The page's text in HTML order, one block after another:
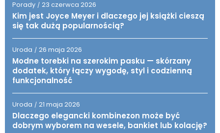
Porady / 23 czerwca 2026
Kim jest Joyce Meyer i dlaczego jej książki cieszą
się tak dużą popularnością?
Uroda / 26 maja 2026
Modne torebki na szerokim pasku — skórzany
dodatek, który łączy wygodę, styl i codzienną
funkcjonalność
Uroda / 21 maja 2026
Dlaczego elegancki kombinezon może być
dobrym wyborem na wesele, bankiet lub kolację?